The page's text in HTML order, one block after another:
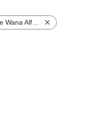
Jodocus Kwak